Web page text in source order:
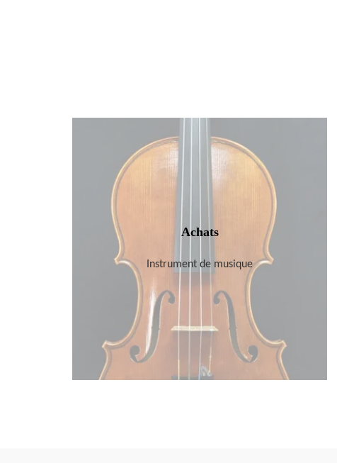
Achats
Instrument de musique